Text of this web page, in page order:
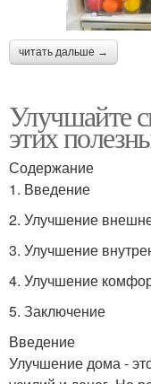
читать дальше →
Улучшайте
этих
Содержание
1. Введение
2. Улучшение
3. Улучшение
4. Улучшение
5. Заключение
Введение
Улучшение дома -